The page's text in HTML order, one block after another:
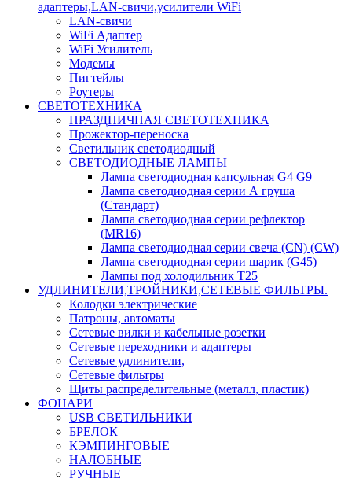
адаптеры,LAN-свичи,усилители WiFi
LAN-свичи
WiFi Адаптер
WiFi Усилитель
Модемы
Пигтейлы
Роутеры
СВЕТОТЕХНИКА
ПРАЗДНИЧНАЯ СВЕТОТЕХНИКА
Прожектор-переноска
Светильник светодиодный
СВЕТОДИОДНЫЕ ЛАМПЫ
Лампа светодиодная капсульная G4 G9
Лампа светодиодная серии А груша
(Стандарт)
Лампа светодиодная серии рефлектор
(MR16)
Лампа светодиодная серии свеча (CN) (CW)
Лампа светодиодная серии шарик (G45)
Лампы под холодильник T25
УДЛИНИТЕЛИ,ТРОЙНИКИ,СЕТЕВЫЕ ФИЛЬТРЫ.
Колодки электрические
Патроны, автоматы
Сетевые вилки и кабельные розетки
Сетевые переходники и адаптеры
Сетевые удлинители,
Сетевые фильтры
Щиты распределительные (металл, пластик)
ФОНАРИ
USB СВЕТИЛЬНИКИ
БРЕЛОК
КЭМПИНГОВЫЕ
НАЛОБНЫЕ
РУЧНЫЕ